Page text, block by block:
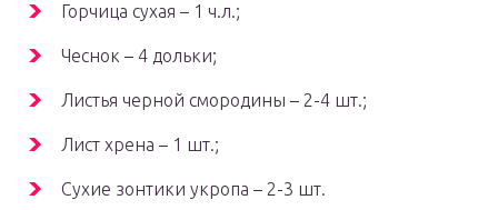
Горчица сухая – 1 ч.л.;
Чеснок – 4 дольки;
Листья черной смородины – 2-4 шт.;
Лист хрена – 1 шт.;
Сухие зонтики укропа – 2-3 шт.